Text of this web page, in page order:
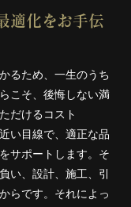
適化をお手伝
るため、一生のうち
こそ、後悔しない満
だけるコスト
い目線で、適正な品
サポートします。そ
い、設計、施工、引
らです。それによっ